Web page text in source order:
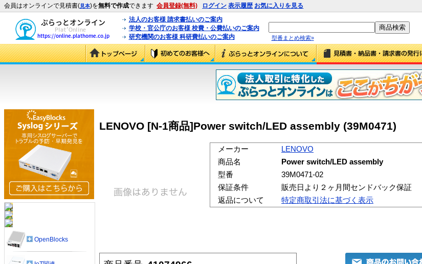
会員はオンラインで見積書(見本)を無料で作成できます 会員登録(無料) ログイン 表示履歴 お気に入りを見る
法人のお客様 請求書払いのご案内
学校・官公庁のお客様 校費・公費払いのご案内
研究機関のお客様 科研費払いのご案内
型番まとめ検索»
LENOVO [N-1商品]Power switch/LED assembly (39M0471)
メーカー
LENOVO
商品名
Power switch/LED assembly
型番
39M0471-02
保証条件
販売日より２ヶ月間センドバック保証
返品について
特定商取引法に基づく表示
OpenBlocks